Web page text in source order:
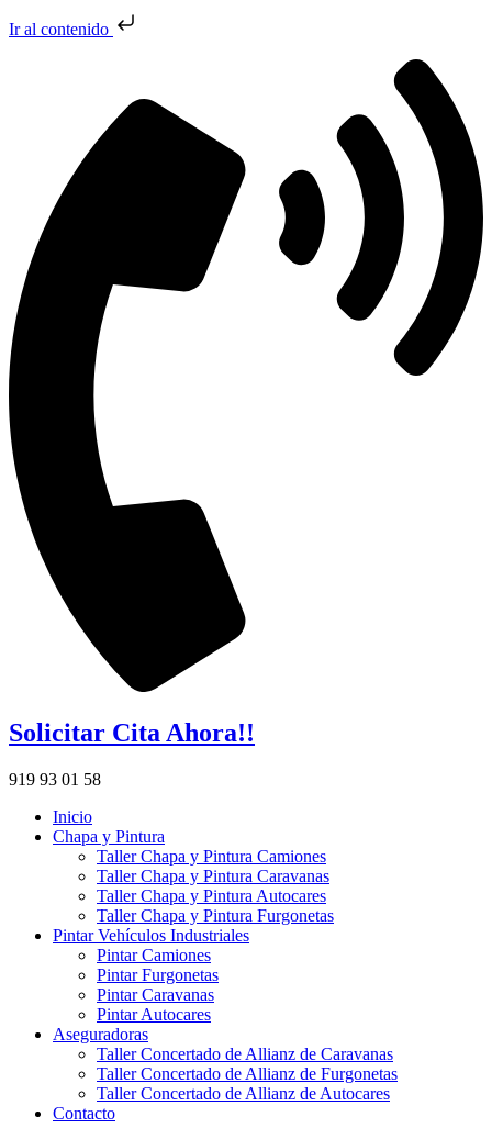
Ir al contenido
Solicitar Cita Ahora!!
919 93 01 58
Inicio
Chapa y Pintura
Taller Chapa y Pintura Camiones
Taller Chapa y Pintura Caravanas
Taller Chapa y Pintura Autocares
Taller Chapa y Pintura Furgonetas
Pintar Vehículos Industriales
Pintar Camiones
Pintar Furgonetas
Pintar Caravanas
Pintar Autocares
Aseguradoras
Taller Concertado de Allianz de Caravanas
Taller Concertado de Allianz de Furgonetas
Taller Concertado de Allianz de Autocares
Contacto